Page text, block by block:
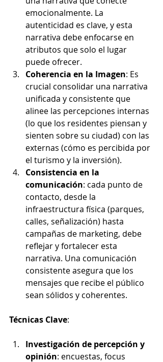
emocionalmente. La
autenticidad es clave, y esta
narrativa debe enfocarse en
atributos que solo el lugar
puede ofrecer.
Coherencia en la Imagen: Es
crucial consolidar una narrativa
unificada y consistente que
alinee las percepciones internas
(lo que los residentes piensan y
sienten sobre su ciudad) con las
externas (cómo es percibida por
el turismo y la inversión).
Consistencia en la
comunicación: cada punto de
contacto, desde la
infraestructura física (parques,
calles, señalización) hasta
campañas de marketing, debe
reflejar y fortalecer esta
narrativa. Una comunicación
consistente asegura que los
mensajes que recibe el público
sean sólidos y coherentes.
Técnicas Clave:
Investigación de percepción y
opinión: encuestas, focus